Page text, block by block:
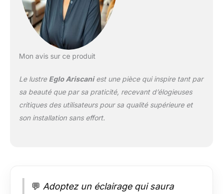
représentée n'est pas
incluse et est
équipée d'un culot
E27 pour une
puissance maximale
Mon avis sur ce produit
Le lustre Eglo Ariscaniest une pièce qui inspire tant par
sa beauté que par sa praticité, recevant d’élogieuses
critiques des utilisateurs pour sa qualité supérieure et
son installation sans effort.
💬 Adoptez un éclairage qui saura